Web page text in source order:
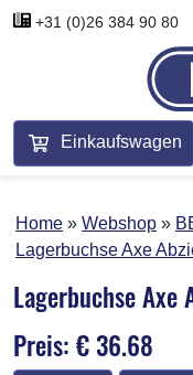
+31 (0)26 384 90 80
Einkaufswagen
Home Webshop
Lagerbuchse Axe
Lagerbuchse
Preis: € 36.68